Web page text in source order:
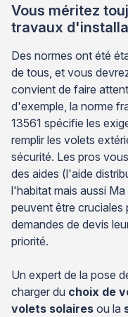
Vous méritez
travaux
Des normes ont été
de tous, et vous
convient de faire
d'exemple, la norme
13561 spécifie les
remplir les volets
sécurité. Les pros
des aides (l'aide
l'habitat mais aussi
peuvent être cruciales
demandes de devis
priorité.
Un expert de la pose
charger du choix de
volets solaires ou la